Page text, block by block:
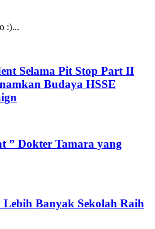
:)...
Selama Pit Stop Part II
Budaya HSSE
” Dokter Tamara yang
Lebih Banyak Sekolah Raih